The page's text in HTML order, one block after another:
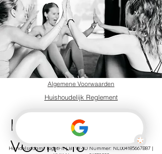
KICKBOKSEN
VOOR <18
Algemene Voorwaarden
Huishoudelijk Reglement
Privacybeleid
Handelsnaam: TogetFit | BTW-ID Nummer: NL004185667B87 |